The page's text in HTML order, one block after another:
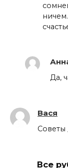
Да,
Вася
Советы
Все